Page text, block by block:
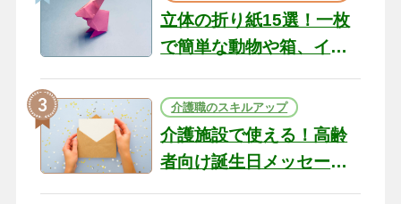
立体の折り紙15選！一枚
で簡単な動物や箱、イン
介護職のスキルアップ
介護施設で使える！高齢
者向け誕生日メッセージ